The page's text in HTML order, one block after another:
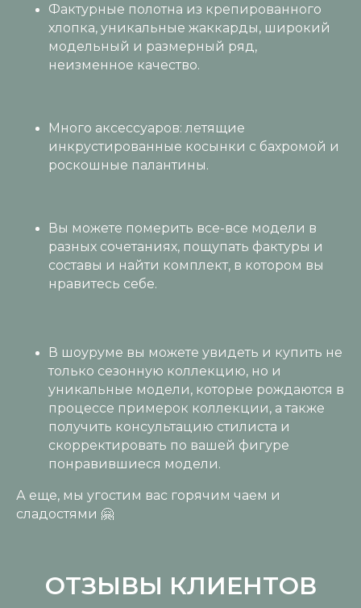
Фактурные полотна из крепированного
хлопка, уникальные жаккарды, широкий
модельный и размерный ряд,
неизменное качество.
Много аксессуаров: летящие
инкрустированные косынки с бахромой и
роскошные палантины.
Вы можете померить все-все модели в
разных сочетаниях, пощупать фактуры и
составы и найти комплект, в котором вы
нравитесь себе.
В шоуруме вы можете увидеть и купить не
только сезонную коллекцию, но и
уникальные модели, которые рождаются в
процессе примерок коллекции, а также
получить консультацию стилиста и
скорректировать по вашей фигуре
понравившиеся модели.
А еще, мы угостим вас горячим чаем и
сладостями 🤗
ОТЗЫВЫ КЛИЕНТОВ